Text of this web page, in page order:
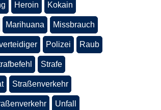
Heroin Kokain
Marihuana Missbrauch
Polizei Raub
Strafe
Straßenverkehr
Unfall